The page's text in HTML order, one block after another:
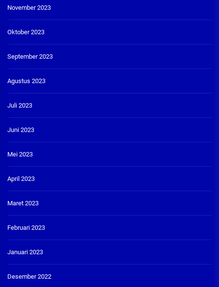
November 2023
Oktober 2023
September 2023
Agustus 2023
Juli 2023
Juni 2023
Mei 2023
April 2023
Maret 2023
Februari 2023
Januari 2023
Desember 2022